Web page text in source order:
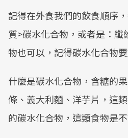
記得在外食我們的飲食順序
質>碳水化合物，或者是：纖
物也可以，記得碳水化合物
什麼是碳水化合物，含糖的
條、義大利麵、洋芋片，這
的碳水化合物，這類食物是